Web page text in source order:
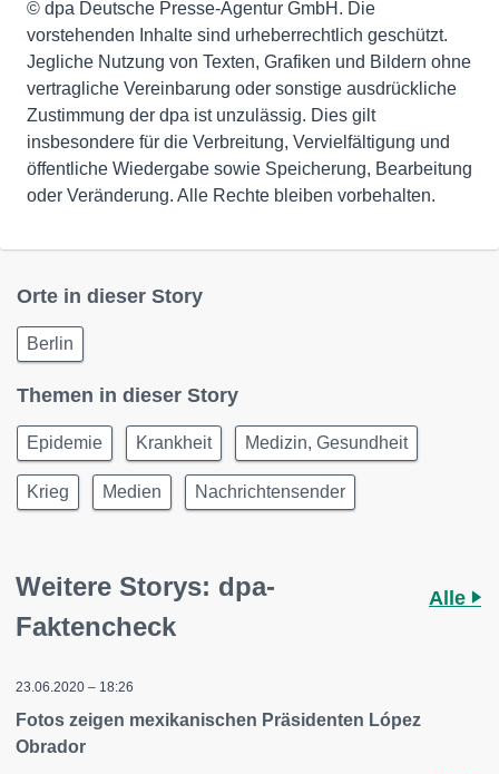
© dpa Deutsche Presse-Agentur GmbH. Die
vorstehenden Inhalte sind urheberrechtlich geschützt.
Jegliche Nutzung von Texten, Grafiken und Bildern ohne
vertragliche Vereinbarung oder sonstige ausdrückliche
Zustimmung der dpa ist unzulässig. Dies gilt
insbesondere für die Verbreitung, Vervielfältigung und
öffentliche Wiedergabe sowie Speicherung, Bearbeitung
oder Veränderung. Alle Rechte bleiben vorbehalten.
Orte in dieser Story
Berlin
Themen in dieser Story
Epidemie Krankheit Medizin, Gesundheit
Krieg Medien Nachrichtensender
Weitere Storys: dpa-
Faktencheck
Alle
23.06.2020 – 18:26
Fotos zeigen mexikanischen Präsidenten López
Obrador